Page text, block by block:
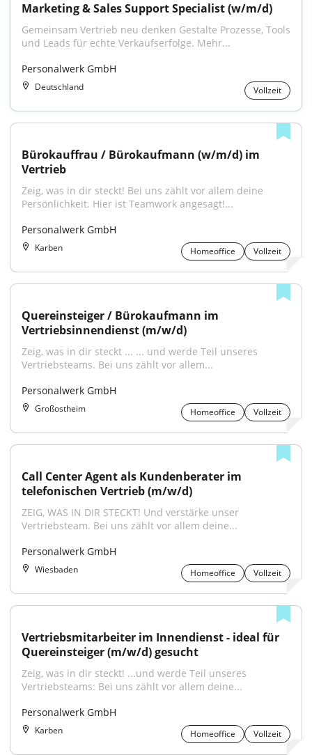
Marketing & Sales Support Specialist (w/m/d)
Gemeinsam Vertrieb neu denken Gestalte Prozesse, Tools
und Leads für echte Verkaufserfolge. Mehr...
Personalwerk GmbH
Deutschland Vollzeit
Bürokauffrau / Bürokaufmann (w/m/d) im
Vertrieb
Zeig, was in dir steckt! Bei uns zählt vor allem deine
Persönlichkeit. Hier ist Teamwork angesagt!...
Personalwerk GmbH
Karben Homeoffice Vollzeit
Quereinsteiger / Bürokaufmann im
Vertriebsinnendienst (m/w/d)
Zeig, was in dir steckt ... ... und werde Teil unseres
Vertriebsteams. Bei uns zählt vor allem...
Personalwerk GmbH
Großostheim Homeoffice Vollzeit
Call Center Agent als Kundenberater im
telefonischen Vertrieb (m/w/d)
ZEIG, WAS IN DIR STECKT! Und verstärke unser
Vertriebsteam. Bei uns zählt vor allem deine...
Personalwerk GmbH
Wiesbaden Homeoffice Vollzeit
Vertriebsmitarbeiter im Innendienst - ideal für
Quereinsteiger (m/w/d) gesucht
Zeig, was in dir steckt! ...und werde Teil unseres
Vertriebsteams: Bei uns zählt vor allem deine...
Personalwerk GmbH
Karben Homeoffice Vollzeit